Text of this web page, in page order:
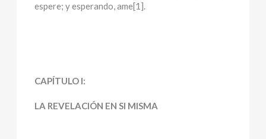
espere; y esperando, ame[1].
CAPÍTULO I:
LA REVELACIÓN EN SI MISMA